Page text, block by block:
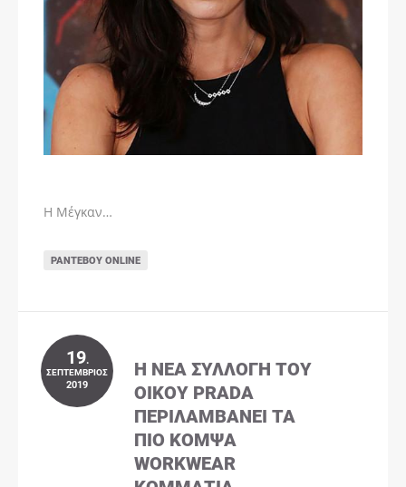
Η Μέγκαν…
ΡΑΝΤΕΒΟΎ ONLINE
19.
ΣΕΠΤΈΜΒΡΙΟΣ
2019
Η ΝΈΑ ΣΥΛΛΟΓΉ ΤΟΥ
ΟΊΚΟΥ PRADA
ΠΕΡΙΛΑΜΒΆΝΕΙ ΤΑ
ΠΙΟ ΚΟΜΨΆ
WORKWEAR